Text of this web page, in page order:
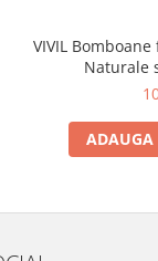
VIVIL
Naturale
ADAUGA